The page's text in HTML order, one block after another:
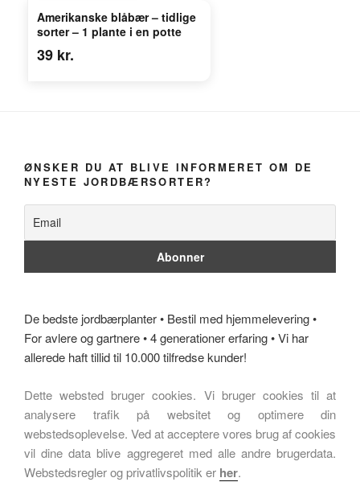
Amerikanske blåbær – tidlige
sorter – 1 plante i en potte
39 kr.
ØNSKER DU AT BLIVE INFORMERET OM DE
NYESTE JORDBÆRSORTER?
De bedste jordbærplanter • Bestil med hjemmelevering •
For avlere og gartnere • 4 generationer erfaring • Vi har
allerede haft tillid til 10.000 tilfredse kunder!
Dette websted bruger cookies. Vi bruger cookies til at
analysere trafik på websitet og optimere din
webstedsoplevelse. Ved at acceptere vores brug af cookies
vil dine data blive aggregeret med alle andre brugerdata.
Webstedsregler og privatlivspolitik er her.